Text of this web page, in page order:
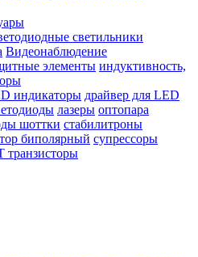
светильники
Видеонаблюдение
элементы индуктивность,
индикаторы драйвер для LED
лазеры оптопара
шоттки стабилитроны
биполярный супрессоры
транзисторы